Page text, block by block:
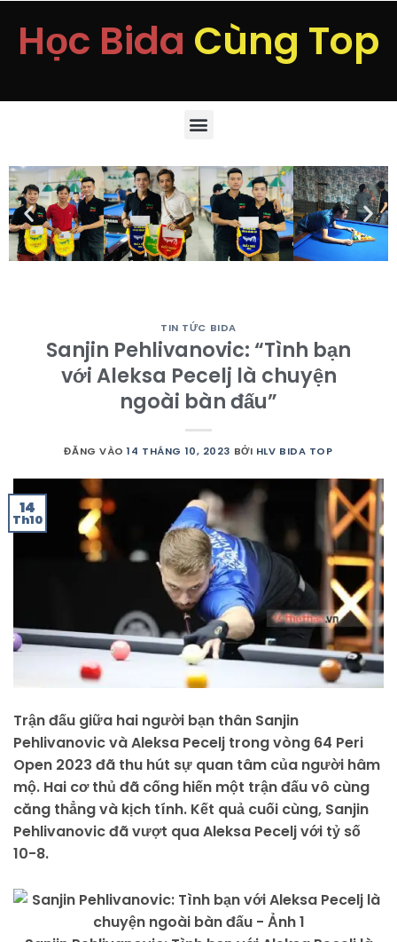
Học Bida Cùng Top
TIN TỨC BIDA
Sanjin Pehlivanovic: “Tình bạn
với Aleksa Pecelj là chuyện
ngoài bàn đấu”
ĐĂNG VÀO14 THÁNG 10, 2023 BỞI HLV BIDA TOP
14
Th10
Trận đấu giữa hai người bạn thân Sanjin
Pehlivanovic và Aleksa Pecelj trong vòng 64 Peri
Open 2023 đã thu hút sự quan tâm của người hâm
mộ. Hai cơ thủ đã cống hiến một trận đấu vô cùng
căng thẳng và kịch tính. Kết quả cuối cùng, Sanjin
Pehlivanovic đã vượt qua Aleksa Pecelj với tỷ số
10-8.